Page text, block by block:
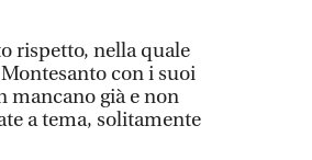
rispetto, nella quale
con i suoi
mancano già e non
a tema, solitamente